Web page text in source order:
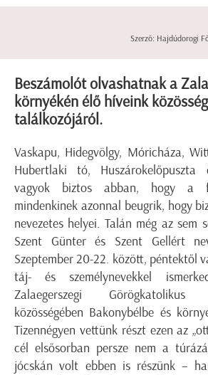
Szerző: Hajdúdorogi
Beszámolót olvashatnak a
környékén élő híveink
találkozójáról.
Vaskapu, Hidegvölgy, Móricháza,
Hubertlaki tó, Huszárokelőpuszta
vagyok biztos abban, hogy a
mindenkinek azonnal beugrik, hogy
nevezetes helyei. Talán még az sem
Szent Günter és Szent Gellért
Szeptember 20-22. között, péntektől
táj- és személynevekkel
Zalaegerszegi Görögkatolikus
közösségében Bakonybélbe és
Tizennégyen vettünk részt ezen az
cél elsősorban persze nem a
jócskán volt ebben is részünk –